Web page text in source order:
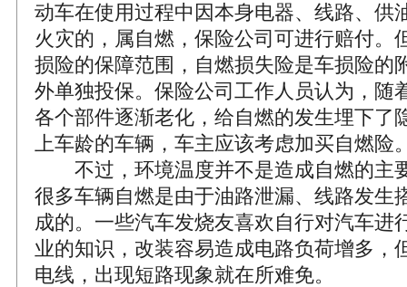
动车在使用过程中因本身电器、线路、供
火灾的，属自燃，保险公司可进行赔付。
损险的保障范围，自燃损失险是车损险的
外单独投保。保险公司工作人员认为，随
各个部件逐渐老化，给自燃的发生埋下了
上车龄的车辆，车主应该考虑加买自燃险
不过，环境温度并不是造成自燃的主
很多车辆自燃是由于油路泄漏、线路发生
成的。一些汽车发烧友喜欢自行对汽车进
业的知识，改装容易造成电路负荷增多，
电线，出现短路现象就在所难免。